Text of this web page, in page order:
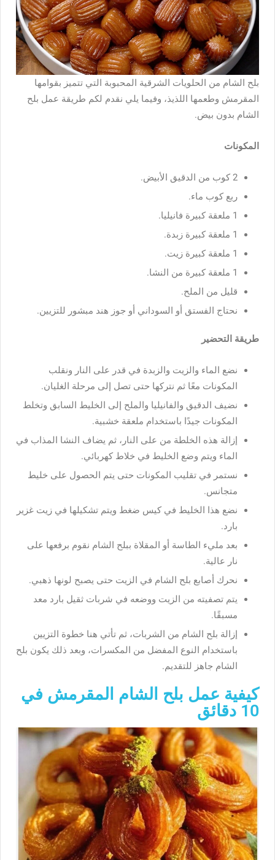
بلح الشام من الحلويات الشرقية المحبوبة التي تتميز بقوامها
المقرمش وطعمها اللذيذ، وفيما يلي نقدم لكم طريقة عمل بلح
الشام بدون بيض.
المكونات
2 كوب من الدقيق الأبيض.
ربع كوب ماء.
1 ملعقة كبيرة فانيليا.
1 ملعقة كبيرة زبدة.
1 ملعقة كبيرة زيت.
1 ملعقة كبيرة من النشا.
قليل من الملح.
نحتاج الفستق أو السوداني أو جوز هند مبشور للتزيين.
طريقة التحضير
نضع الماء والزيت والزبدة في قدر على النار ونقلب
المكونات معًا ثم نتركها حتى تصل إلى مرحلة الغليان.
نضيف الدقيق والفانيليا والملح إلى الخليط السابق وتخلط
المكونات جيدًا باستخدام ملعقة خشبية.
إزالة هذه الخلطة من على النار، ثم يضاف النشا المذاب في
الماء ويتم وضع الخليط في خلاط كهربائي.
نستمر في تقليب المكونات حتى يتم الحصول على خليط
متجانس.
نضع هذا الخليط في كيس ضغط ويتم تشكيلها في زيت غزير
بارد.
بعد مليء الطاسة أو المقلاة ببلح الشام نقوم برفعها على
نار عالية.
نحرك أصابع بلح الشام في الزيت حتى يصبح لونها ذهبي.
يتم تصفيته من الزيت ووضعه في شربات ثقيل بارد معد
مسبقًا.
إزالة بلح الشام من الشربات، ثم تأتي هنا خطوة التزيين
باستخدام النوع المفضل من المكسرات، وبعد ذلك يكون بلح
الشام جاهز للتقديم.
كيفية عمل بلح الشام المقرمش في
10 دقائق